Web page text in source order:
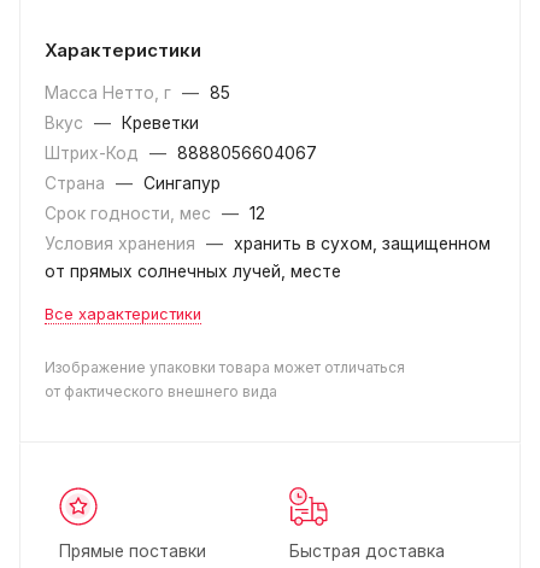
Характеристики
Масса Нетто, г — 85
Вкус
—
Креветки
Штрих-Код
— 8888056604067
Страна
— Сингапур
Срок годности, мес
— 12
Условия хранения
— хранить в сухом, защищенном
от прямых солнечных лучей, месте
Все характеристики
Изображение упаковки товара может отличаться
от фактического внешнего вида
Прямые поставки
Быстрая доставка